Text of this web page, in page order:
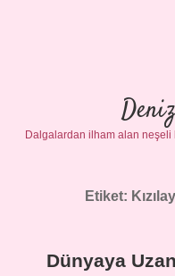
Dalgalardan ilham alan neşeli
Etiket:
Dünyaya